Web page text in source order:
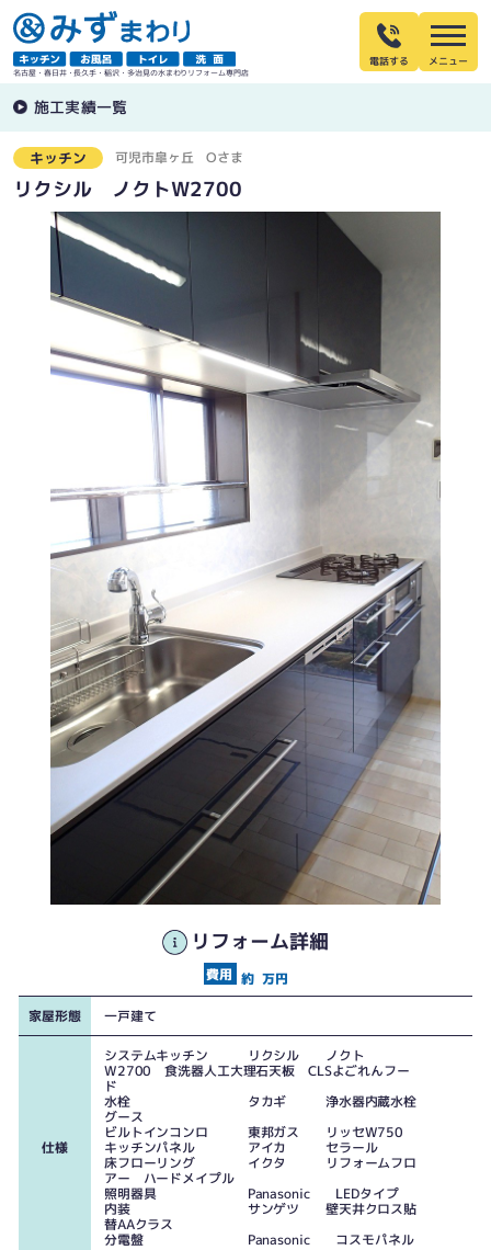
名古屋・春日井・長久手・稲沢・多治見の水まわりリフォーム専門店
電話する
施工実績一覧
キッチン 可児市皐ヶ丘 Oさま
リクシル ノクトW2700
リフォーム詳細
約 万円
家屋形態
一戸建て
仕様
システムキッチン リクシル ノクト
W2700 食洗器人工大理石天板 CLSよごれんフー
ド
水栓 タカギ 浄水器内蔵水栓
グース
ビルトインコンロ 東邦ガス リッセW750
キッチンパネル アイカ セラール
床フローリング イクタ リフォームフロ
アー ハードメイプル
照明器具 Panasonic LEDタイプ
内装 サンゲツ 壁天井クロス貼
替AAクラス
分電盤 Panasonic コスモパネル
扉の建付けも悪くなっていました
20年近く使用したコンロ
回路が足らず分電盤の外にもブレーカーが設置されていました
ベイクドキャメル色のガラストップは落ち着いた印象に